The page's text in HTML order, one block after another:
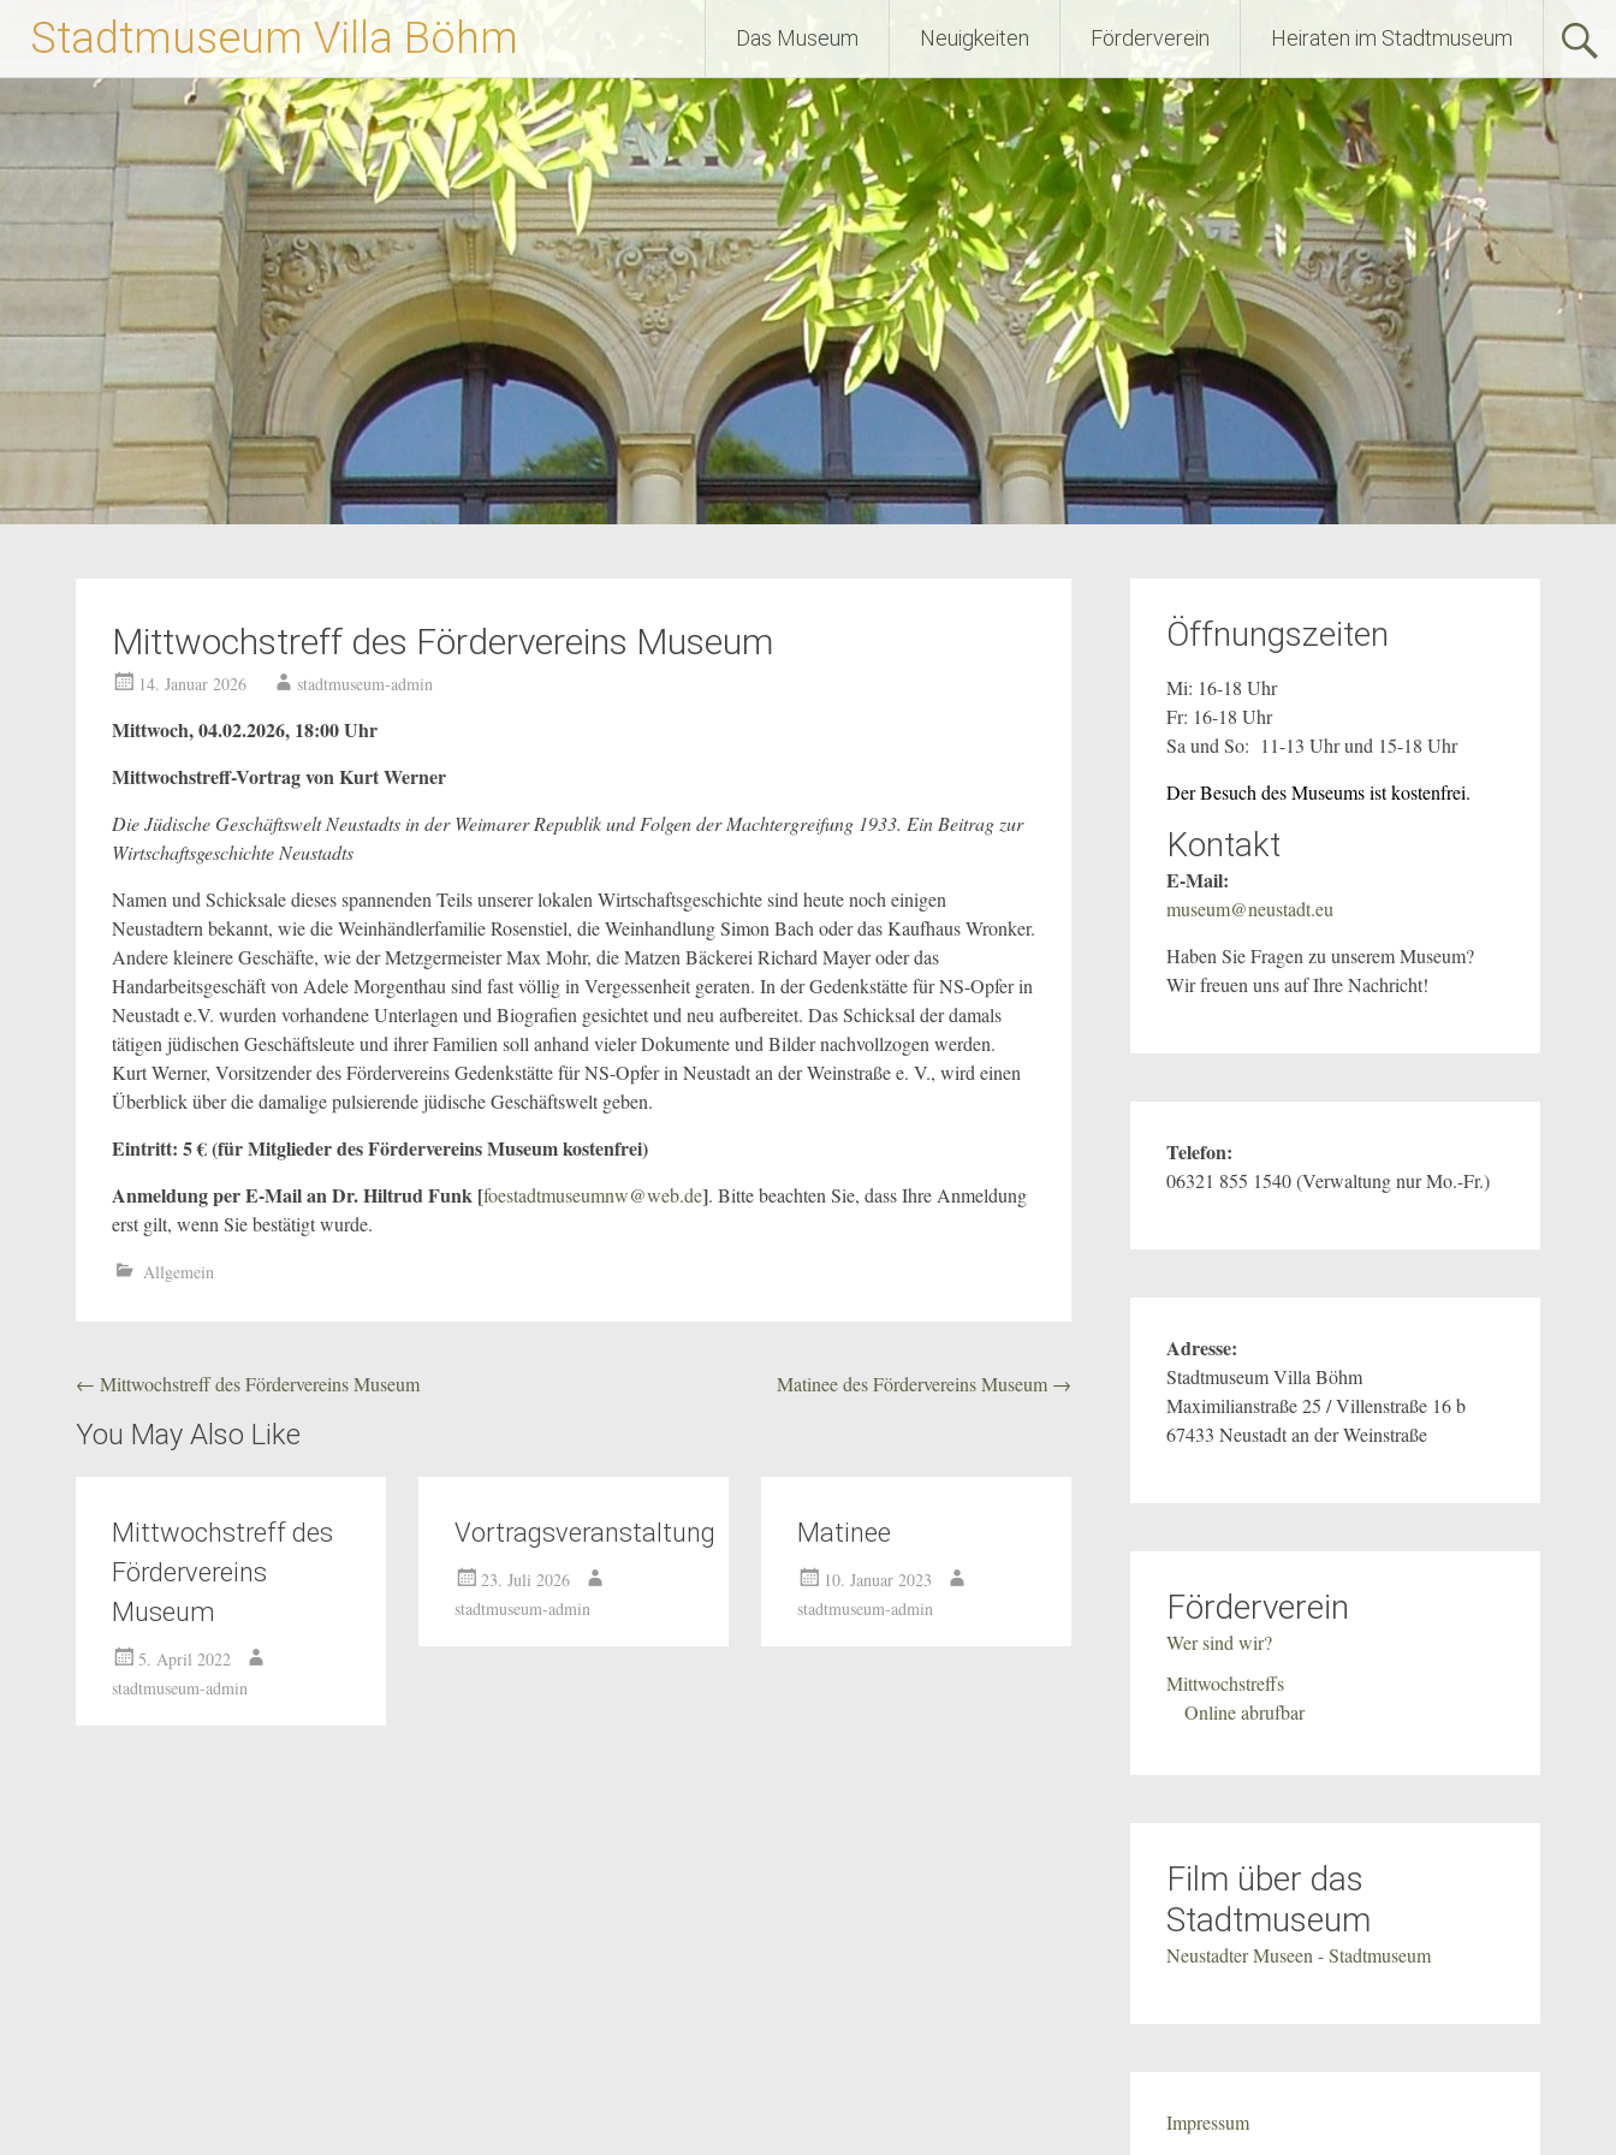
InhaltStadtmuseum Villa Böhm Das Museum Neuigkeiten Förderverein Heiraten im Stadtmuseum
Mittwochstreff des Fördervereins Museum
14. Januar 2026 stadtmuseum-admin
Mittwoch, 04.02.2026, 18:00 Uhr
Mittwochstreff-Vortrag von Kurt Werner
Die Jüdische Geschäftswelt Neustadts in der Weimarer Republik und Folgen der Machtergreifung 1933. Ein Beitrag zur
Wirtschaftsgeschichte Neustadts
Namen und Schicksale dieses spannenden Teils unserer lokalen Wirtschaftsgeschichte sind heute noch einigen
Neustadtern bekannt, wie die Weinhändlerfamilie Rosenstiel, die Weinhandlung Simon Bach oder das Kaufhaus Wronker.
Andere kleinere Geschäfte, wie der Metzgermeister Max Mohr, die Matzen Bäckerei Richard Mayer oder das
Handarbeitsgeschäft von Adele Morgenthau sind fast völlig in Vergessenheit geraten. In der Gedenkstätte für NS-Opfer in
Neustadt e.V. wurden vorhandene Unterlagen und Biografien gesichtet und neu aufbereitet. Das Schicksal der damals
tätigen jüdischen Geschäftsleute und ihrer Familien soll anhand vieler Dokumente und Bilder nachvollzogen werden.
Kurt Werner, Vorsitzender des Fördervereins Gedenkstätte für NS-Opfer in Neustadt an der Weinstraße e. V., wird einen
Überblick über die damalige pulsierende jüdische Geschäftswelt geben.
Eintritt: 5 € (für Mitglieder des Fördervereins Museum kostenfrei)
Anmeldung per E-Mail an Dr. Hiltrud Funk [foestadtmuseumnw@web.de]. Bitte beachten Sie, dass Ihre Anmeldung
erst gilt, wenn Sie bestätigt wurde.
Allgemein
Beitragsnavigation
← Mittwochstreff des Fördervereins Museum Matinee des Fördervereins Museum →
You May Also Like
Mittwochstreff des
Fördervereins
Museum
5. April 2022
stadtmuseum-admin
Vortragsveranstaltung
23. Juli 2026
stadtmuseum-admin
Matinee
10. Januar 2023
stadtmuseum-admin
Öffnungszeiten
Mi: 16-18 Uhr
Fr: 16-18 Uhr
Sa und So: 11-13 Uhr und 15-18 Uhr
Der Besuch des Museums ist kostenfrei.
Kontakt
E-Mail:
museum@neustadt.eu
Haben Sie Fragen zu unserem Museum?
Wir freuen uns auf Ihre Nachricht!
Telefon:
06321 855 1540 (Verwaltung nur Mo.-Fr.)
Adresse:
Stadtmuseum Villa Böhm
Maximilianstraße 25 / Villenstraße 16 b
67433 Neustadt an der Weinstraße
Förderverein
Wer sind wir?
Mittwochstreffs
Online abrufbar
Film über das
Stadtmuseum
Neustadter Museen - Stadtmuseum
Impressum